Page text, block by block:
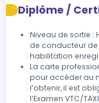
- Élaborer un
ou une carte routière ; -
d’éventuelles
travaux…) ; - Préparer un parcours en fonction de la
commande des clients C.2-
informations
Diplôme /
Niveau de sortie :
de conducteur
habilitation
La carte
pour accéder au
l’obtenir, il est
l’Examen VTC/